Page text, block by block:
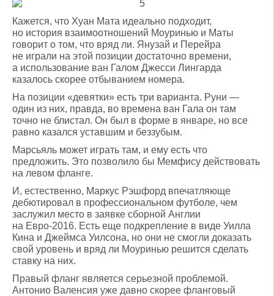
Кажется, что Хуан Мата идеально подходит,
но история взаимоотношений Моуринью и Маты
говорит о том, что вряд ли. Янузай и Перейра
не играли на этой позиции достаточно времени,
а использование ван Галом Джесси Лингарда
казалось скорее отбыванием номера.
На позиции «девятки» есть три варианта. Руни —
один из них, правда, во времена ван Гала он там
точно не блистал. Он был в форме в январе, но все
равно казался уставшим и беззубым.
Марсьяль может играть там, и ему есть что
предложить. Это позволило бы Мемфису действовать
на левом фланге.
И, естественно, Маркус Рэшфорд впечатляюще
дебютировал в профессиональном футболе, чем
заслужил место в заявке сборной Англии
на Евро-2016. Есть еще подкрепление в виде Уилла
Кина и Джеймса Уилсона, но они не смогли доказать
свой уровень и вряд ли Моуринью решится сделать
ставку на них.
Правый фланг является серьезной проблемой.
Антонио Валенсия уже давно скорее фланговый